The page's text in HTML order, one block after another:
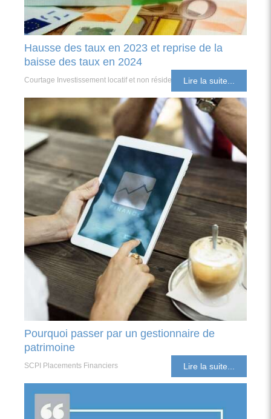
Hausse des taux en 2023 et reprise de la
baisse des taux en 2024
Courtage Investissement locatif et non résident Lire la suite...
Pourquoi passer par un gestionnaire de
patrimoine
SCPI Placements Financiers Lire la suite...